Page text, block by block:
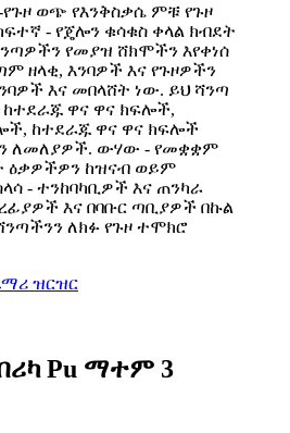
የጉዞ ወጭ የእንቅስቃሴ ምቹ የጉዞ
- የጄሎን ቁሳቁስ ቀላል ክብደት
የመያዝ ሸክሞችን እየቀነሰ
ዘላቂ, እንባዎች እና የጉዞዎችን
እና መበላሸት ነው. ይህ ሻንጣ
ዋና ዋና ክፍሎች,
ከተደራጁ ዋና ዋና ክፍሎች
ለመለያዎች. ውሃው - የመቋቋም
ዕቃዎችዎን ከዝናብ ወይም
- ተንከባካቢዎች እና ጠንካራ
እና በባቡር ጣቢያዎች በኩል
ለክፉ የጉዞ ተሞክሮ
ዝርዝር
Pu ማተም 3